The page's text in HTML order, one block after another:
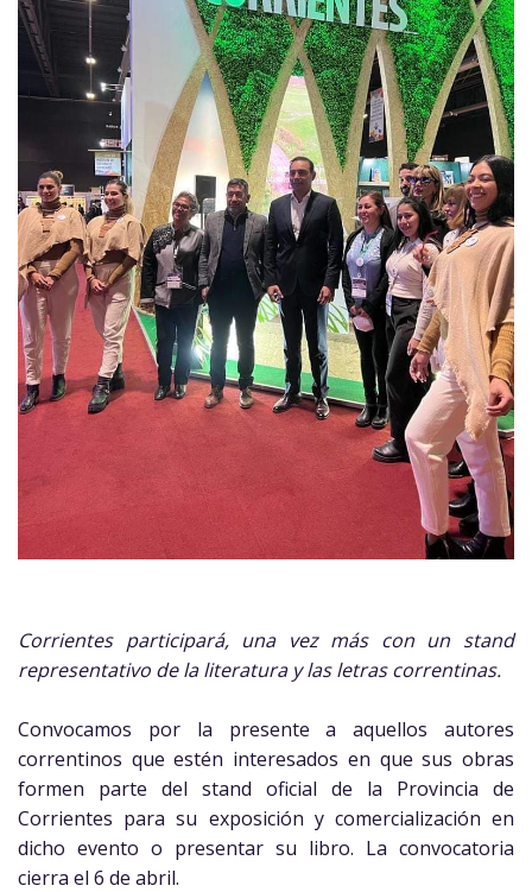
Corrientes participará, una vez más con un stand
representativo de la literatura y las letras correntinas.
Convocamos por la presente a aquellos autores
correntinos que estén interesados en que sus obras
formen parte del stand oficial de la Provincia de
Corrientes para su exposición y comercialización en
dicho evento o presentar su libro. La convocatoria
cierra el 6 de abril.